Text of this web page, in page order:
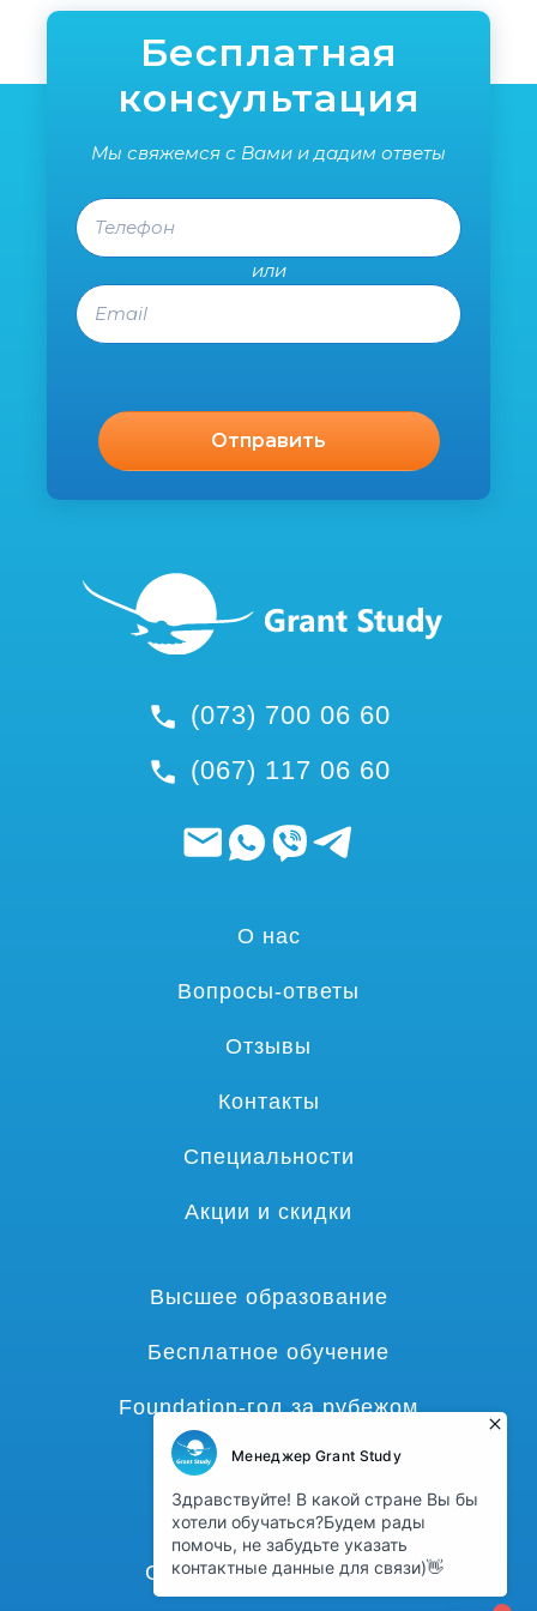
(073) 700 06 60
(067) 117 06 60
Бесплатная
консультация
Мы свяжемся с Вами и дадим ответы
Телефон
или
Email
О нас
Вопросы-ответы
Отзывы
Контакты
Специальности
Акции и скидки
Высшее образование
Бесплатное обучение
Foundation-год за рубежом
Языковые курсы
Гранты и стипендии
Среднее образование